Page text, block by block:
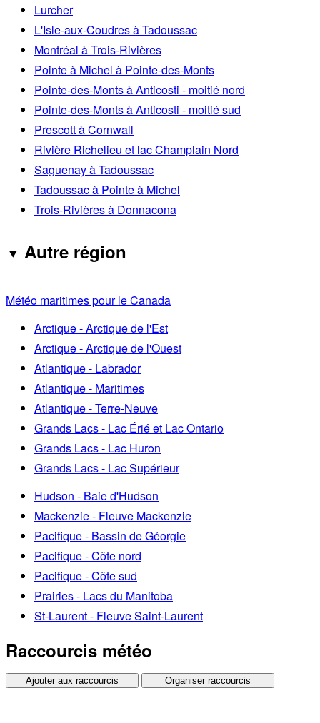
Lurcher
L'Isle-aux-Coudres à Tadoussac
Montréal à Trois-Rivières
Pointe à Michel à Pointe-des-Monts
Pointe-des-Monts à Anticosti - moitié nord
Pointe-des-Monts à Anticosti - moitié sud
Prescott à Cornwall
Rivière Richelieu et lac Champlain Nord
Saguenay à Tadoussac
Tadoussac à Pointe à Michel
Trois-Rivières à Donnacona
Autre région
Météo maritimes pour le Canada
Arctique - Arctique de l'Est
Arctique - Arctique de l'Ouest
Atlantique - Labrador
Atlantique - Maritimes
Atlantique - Terre-Neuve
Grands Lacs - Lac Érié et Lac Ontario
Grands Lacs - Lac Huron
Grands Lacs - Lac Supérieur
Hudson - Baie d'Hudson
Mackenzie - Fleuve Mackenzie
Pacifique - Bassin de Géorgie
Pacifique - Côte nord
Pacifique - Côte sud
Prairies - Lacs du Manitoba
St-Laurent - Fleuve Saint-Laurent
Raccourcis météo
Ajouter aux raccourcis Organiser raccourcis